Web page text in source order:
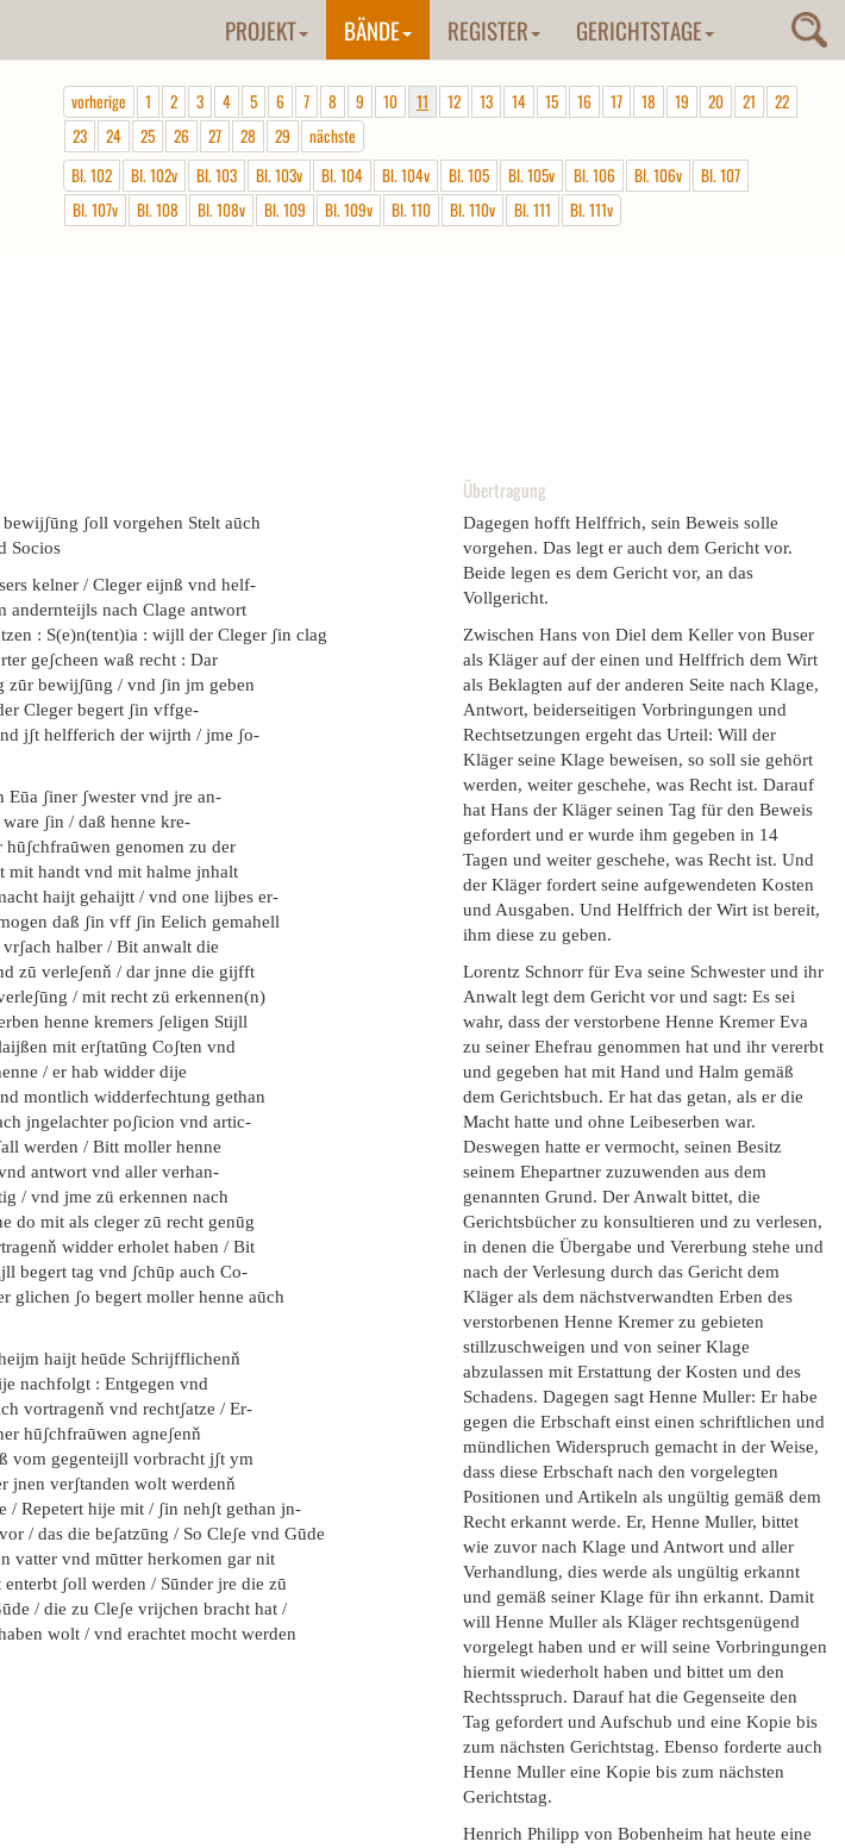
PROJEKT BÄNDE REGISTER GERICHTSTAGE
vorherige 1 2 3 4 5 6 7 8 9 10 11 12 13 14 15 16 17 18 19 20 21
22
23
24 25 26 27 28 29
nächste
Bl. 102
Bl. 102v Bl. 103 Bl. 103v Bl. 104 Bl. 104v Bl. 105 Bl. 105v Bl. 106 Bl. 106v
Bl. 107
Bl. 107v
Bl. 108 Bl. 108v Bl. 109 Bl. 109v Bl. 110 Bl. 110v Bl. 111 Bl. 111v
ʃoll vorgehen Stelt aūch
Socios
kelner / Cleger eijnß vnd helf-
andernteijls nach Clage antwort
: S(e)n(tent)ia : wijll der Cleger ʃin clag
geʃcheen waß recht : Dar
zūr bewijʃūng / vnd ʃin jm geben
Cleger begert ʃin vffge-
jʃt helfferich der wijrth / jme ʃo-
ʃiner ʃwester vnd jre an-
ʃin / daß henne kre-
genomen zu der
mit handt vnd mit halme jnhalt
haijt gehaijtt / vnd one lijbes er-
daß ʃin vff ʃin Eelich gemahell
halber / Bit anwalt die
zū verleʃenň / dar jnne die gijfft
/ mit recht zü erkennen(n)
henne kremers ʃeligen Stijll
mit erʃtatūng Coʃten vnd
/ er hab widder dije
montlich widderfechtung gethan
jngelachter poʃicion vnd artic-
werden / Bitt moller henne
antwort vnd aller verhan-
/ vnd jme zü erkennen nach
do mit als cleger zū recht genūg
widder erholet haben / Bit
begert tag vnd ʃchūp auch Co-
glichen ʃo begert moller henne aūch
haijt heūde Schrijfflichenň
nachfolgt : Entgegen vnd
vortragenň vnd rechtʃatze / Er-
hūʃchfraūwen agneʃenň
vom gegenteijll vorbracht jʃt ym
jnen verʃtanden wolt werdenň
/ Repetert hije mit / ʃin nehʃt gethan jn-
/ das die beʃatzūng / So Cleʃe vnd Gūde
vatter vnd mūtter herkomen gar nit
enterbt ʃoll werden / Sūnder jre die zū
/ die zu Cleʃe vrijchen bracht hat /
wolt / vnd erachtet mocht werden
Übertragung
Dagegen hofft Helffrich, sein Beweis solle
vorgehen. Das legt er auch dem Gericht vor.
Beide legen es dem Gericht vor, an das
Vollgericht.
Zwischen Hans von Diel dem Keller von Buser
als Kläger auf der einen und Helffrich dem Wirt
als Beklagten auf der anderen Seite nach Klage,
Antwort, beiderseitigen Vorbringungen und
Rechtsetzungen ergeht das Urteil: Will der
Kläger seine Klage beweisen, so soll sie gehört
werden, weiter geschehe, was Recht ist. Darauf
hat Hans der Kläger seinen Tag für den Beweis
gefordert und er wurde ihm gegeben in 14
Tagen und weiter geschehe, was Recht ist. Und
der Kläger fordert seine aufgewendeten Kosten
und Ausgaben. Und Helffrich der Wirt ist bereit,
ihm diese zu geben.
Lorentz Schnorr für Eva seine Schwester und ihr
Anwalt legt dem Gericht vor und sagt: Es sei
wahr, dass der verstorbene Henne Kremer Eva
zu seiner Ehefrau genommen hat und ihr vererbt
und gegeben hat mit Hand und Halm gemäß
dem Gerichtsbuch. Er hat das getan, als er die
Macht hatte und ohne Leibeserben war.
Deswegen hatte er vermocht, seinen Besitz
seinem Ehepartner zuzuwenden aus dem
genannten Grund. Der Anwalt bittet, die
Gerichtsbücher zu konsultieren und zu verlesen,
in denen die Übergabe und Vererbung stehe und
nach der Verlesung durch das Gericht dem
Kläger als dem nächstverwandten Erben des
verstorbenen Henne Kremer zu gebieten
stillzuschweigen und von seiner Klage
abzulassen mit Erstattung der Kosten und des
Schadens. Dagegen sagt Henne Muller: Er habe
gegen die Erbschaft einst einen schriftlichen und
mündlichen Widerspruch gemacht in der Weise,
dass diese Erbschaft nach den vorgelegten
Positionen und Artikeln als ungültig gemäß dem
Recht erkannt werde. Er, Henne Muller, bittet
wie zuvor nach Klage und Antwort und aller
Verhandlung, dies werde als ungültig erkannt
und gemäß seiner Klage für ihn erkannt. Damit
will Henne Muller als Kläger rechtsgenügend
vorgelegt haben und er will seine Vorbringungen
hiermit wiederholt haben und bittet um den
Rechtsspruch. Darauf hat die Gegenseite den
Tag gefordert und Aufschub und eine Kopie bis
zum nächsten Gerichtstag. Ebenso forderte auch
Henne Muller eine Kopie bis zum nächsten
Gerichtstag.
Henrich Philipp von Bobenheim hat heute eine